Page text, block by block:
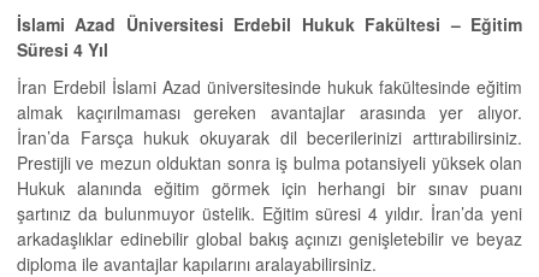
İslami Azad Üniversitesi Erdebil Hukuk Fakültesi – Eğitim
Süresi 4 Yıl
İran Erdebil İslami Azad üniversitesinde hukuk fakültesinde eğitim
almak kaçırılmaması gereken avantajlar arasında yer alıyor.
İran’da Farsça hukuk okuyarak dil becerilerinizi arttırabilirsiniz.
Prestijli ve mezun olduktan sonra iş bulma potansiyeli yüksek olan
Hukuk alanında eğitim görmek için herhangi bir sınav puanı
şartınız da bulunmuyor üstelik. Eğitim süresi 4 yıldır. İran’da yeni
arkadaşlıklar edinebilir global bakış açınızı genişletebilir ve beyaz
diploma ile avantajlar kapılarını aralayabilirsiniz.